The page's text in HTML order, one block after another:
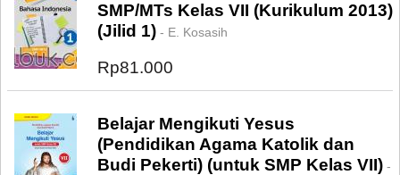
SMP/MTs Kelas VII (Kurikulum 2013)
(Jilid 1) - E. Kosasih
Rp81.000
Belajar Mengikuti Yesus
(Pendidikan Agama Katolik dan
Budi Pekerti) (untuk SMP Kelas VII) -